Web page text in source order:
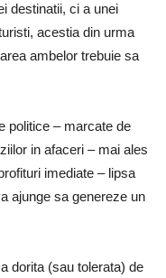
destinatii, ci a unei
acestia din urma
ambelor trebuie sa
politice – marcate de
in afaceri – mai ales
imediate – lipsa
ajunge sa genereze un
dorita (sau tolerata) de